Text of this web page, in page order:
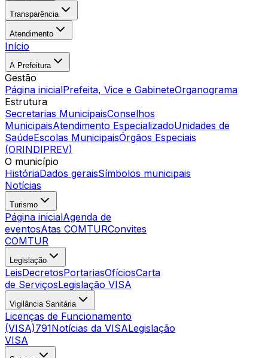
Transparência
Atendimento
Início
A Prefeitura
Gestão
Página inicialPrefeita, Vice e GabineteOrganograma
Estrutura
Secretarias MunicipaisConselhos
MunicipaisAtendimento EspecializadoUnidades de
SaúdeEscolas MunicipaisÓrgãos Especiais
(ORINDIPREV)
O município
HistóriaDados geraisSímbolos municipais
Notícias
Turismo
Página inicialAgenda de
eventosAtas COMTURConvites
COMTUR
Legislação
LeisDecretosPortariasOfíciosCarta
de ServiçosLegislação VISA
Vigilância Sanitária
Licenças de Funcionamento
(VISA)791Notícias da VISALegislação
VISA